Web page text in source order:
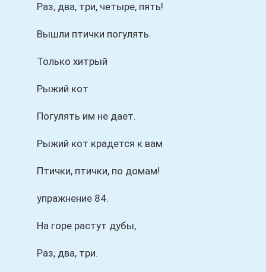
Раз, два, три, четыре, пять!
Вышли птички погулять.
Только хитрый
Рыжий кот
Погулять им не дает.
Рыжий кот крадется к вам
Птички, птички, по домам!
упражнение 84.
На горе растут дубы,
Раз, два, три.